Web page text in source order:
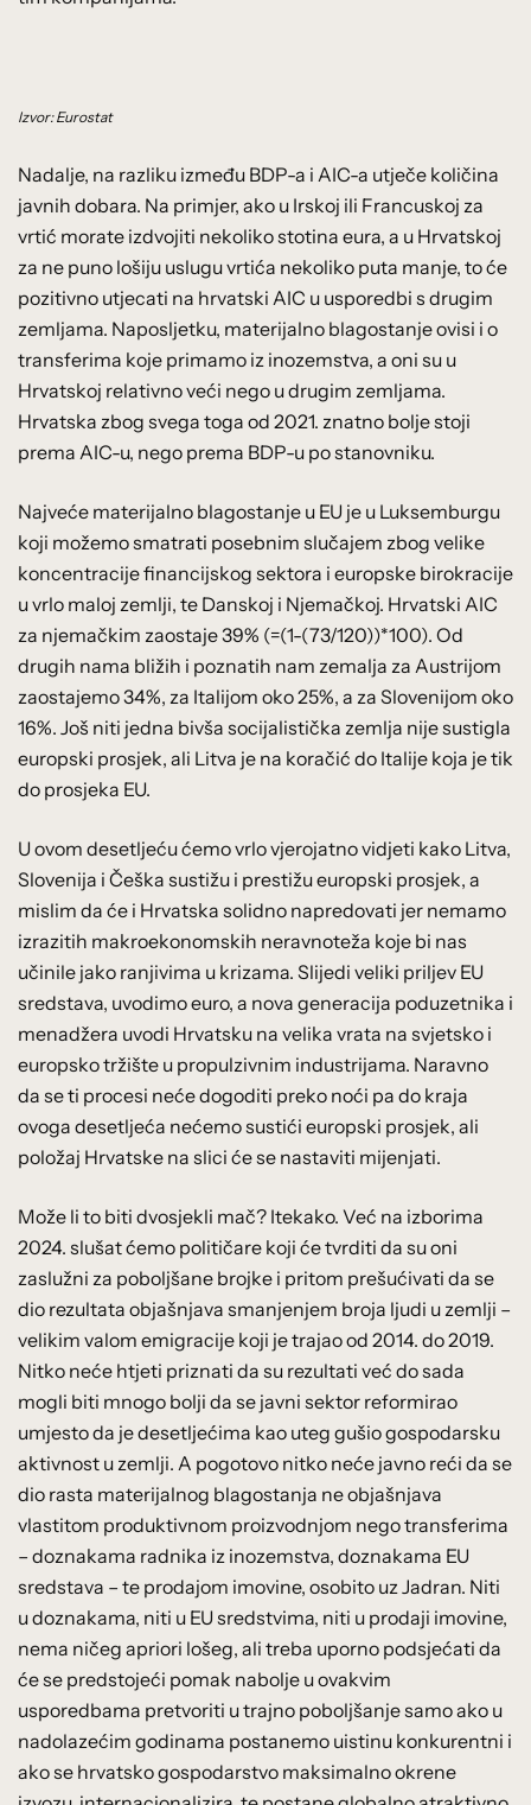
Izvor: Eurostat
Nadalje, na razliku između BDP-a i AIC-a utječe količina
javnih dobara. Na primjer, ako u Irskoj ili Francuskoj za
vrtić morate izdvojiti nekoliko stotina eura, a u Hrvatskoj
za ne puno lošiju uslugu vrtića nekoliko puta manje, to će
pozitivno utjecati na hrvatski AIC u usporedbi s drugim
zemljama. Naposljetku, materijalno blagostanje ovisi i o
transferima koje primamo iz inozemstva, a oni su u
Hrvatskoj relativno veći nego u drugim zemljama.
Hrvatska zbog svega toga od 2021. znatno bolje stoji
prema AIC-u, nego prema BDP-u po stanovniku.
Najveće materijalno blagostanje u EU je u Luksemburgu
koji možemo smatrati posebnim slučajem zbog velike
koncentracije financijskog sektora i europske birokracije
u vrlo maloj zemlji, te Danskoj i Njemačkoj. Hrvatski AIC
za njemačkim zaostaje 39% (=(1-(73/120))*100). Od
drugih nama bližih i poznatih nam zemalja za Austrijom
zaostajemo 34%, za Italijom oko 25%, a za Slovenijom oko
16%. Još niti jedna bivša socijalistička zemlja nije sustigla
europski prosjek, ali Litva je na koračić do Italije koja je tik
do prosjeka EU.
U ovom desetljeću ćemo vrlo vjerojatno vidjeti kako Litva,
Slovenija i Češka sustižu i prestižu europski prosjek, a
mislim da će i Hrvatska solidno napredovati jer nemamo
izrazitih makroekonomskih neravnoteža koje bi nas
učinile jako ranjivima u krizama. Slijedi veliki priljev EU
sredstava, uvodimo euro, a nova generacija poduzetnika i
menadžera uvodi Hrvatsku na velika vrata na svjetsko i
europsko tržište u propulzivnim industrijama. Naravno
da se ti procesi neće dogoditi preko noći pa do kraja
ovoga desetljeća nećemo sustići europski prosjek, ali
položaj Hrvatske na slici će se nastaviti mijenjati.
Može li to biti dvosjekli mač? Itekako. Već na izborima
2024. slušat ćemo političare koji će tvrditi da su oni
zaslužni za poboljšane brojke i pritom prešućivati da se
dio rezultata objašnjava smanjenjem broja ljudi u zemlji –
velikim valom emigracije koji je trajao od 2014. do 2019.
Nitko neće htjeti priznati da su rezultati već do sada
mogli biti mnogo bolji da se javni sektor reformirao
umjesto da je desetljećima kao uteg gušio gospodarsku
aktivnost u zemlji. A pogotovo nitko neće javno reći da se
dio rasta materijalnog blagostanja ne objašnjava
vlastitom produktivnom proizvodnjom nego transferima
– doznakama radnika iz inozemstva, doznakama EU
sredstava – te prodajom imovine, osobito uz Jadran. Niti
u doznakama, niti u EU sredstvima, niti u prodaji imovine,
nema ničeg apriori lošeg, ali treba uporno podsjećati da
će se predstojeći pomak nabolje u ovakvim
usporedbama pretvoriti u trajno poboljšanje samo ako u
nadolazećim godinama postanemo uistinu konkurentni i
ako se hrvatsko gospodarstvo maksimalno okrene